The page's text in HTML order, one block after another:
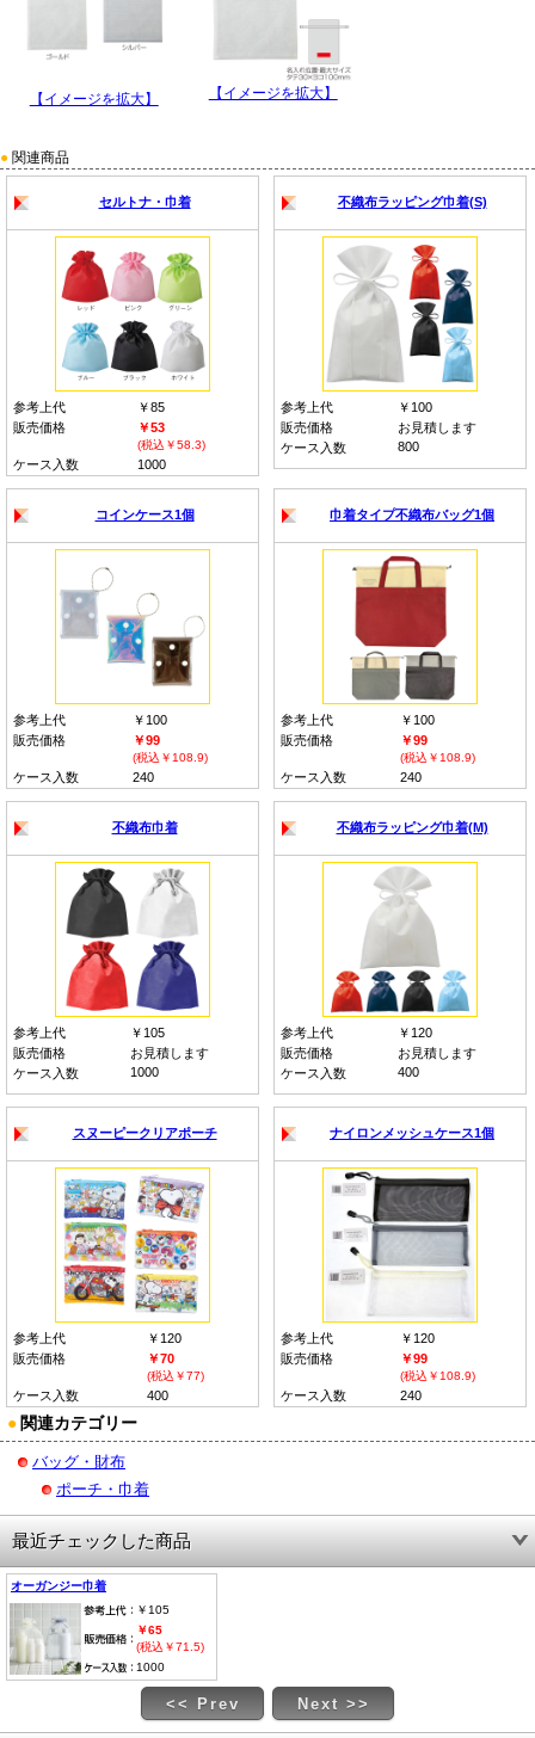
【イメージを拡大】 【イメージを拡大】
● 関連商品
セルトナ・巾着
参考上代
￥85
販売価格
￥53
(税込￥58.3)
ケース入数 1000
不織布ラッピング巾着(S)
参考上代
￥100
販売価格
お見積します
ケース入数
800
コインケース1個
参考上代
￥100
販売価格
￥99
(税込￥108.9)
ケース入数 240
巾着タイプ不織布バッグ1個
参考上代
￥100
販売価格
￥99
(税込￥108.9)
ケース入数 240
不織布巾着
参考上代
￥105
販売価格
お見積します
ケース入数
1000
不織布ラッピング巾着(M)
参考上代
￥120
販売価格
お見積します
ケース入数
400
スヌーピークリアポーチ
参考上代
￥120
販売価格
￥70
(税込￥77)
ケース入数 400
ナイロンメッシュケース1個
参考上代
￥120
販売価格
￥99
(税込￥108.9)
ケース入数 240
● 関連カテゴリー
バッグ・財布
ポーチ・巾着
最近チェックした商品
オーガンジー巾着
￥105
￥65
(税込￥71.5)
1000
<< Prev Next >>